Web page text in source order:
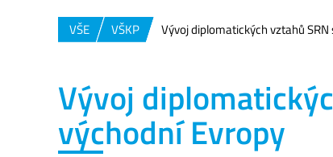
VŠE VŠKP Vývoj diplomatických vztahů
Vývoj
východní Evropy